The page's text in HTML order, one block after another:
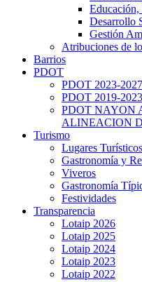
Educación,
Desarrollo
Gestión
Atribuciones de
Barrios
PDOT
PDOT 2023-2027
PDOT 2019-2023
PDOT NAYON
ALINEACION
Turismo
Lugares Turísticos
Gastronomía y
Viveros
Gastronomía
Festividades
Transparencia
Lotaip 2026
Lotaip 2025
Lotaip 2024
Lotaip 2023
Lotaip 2022